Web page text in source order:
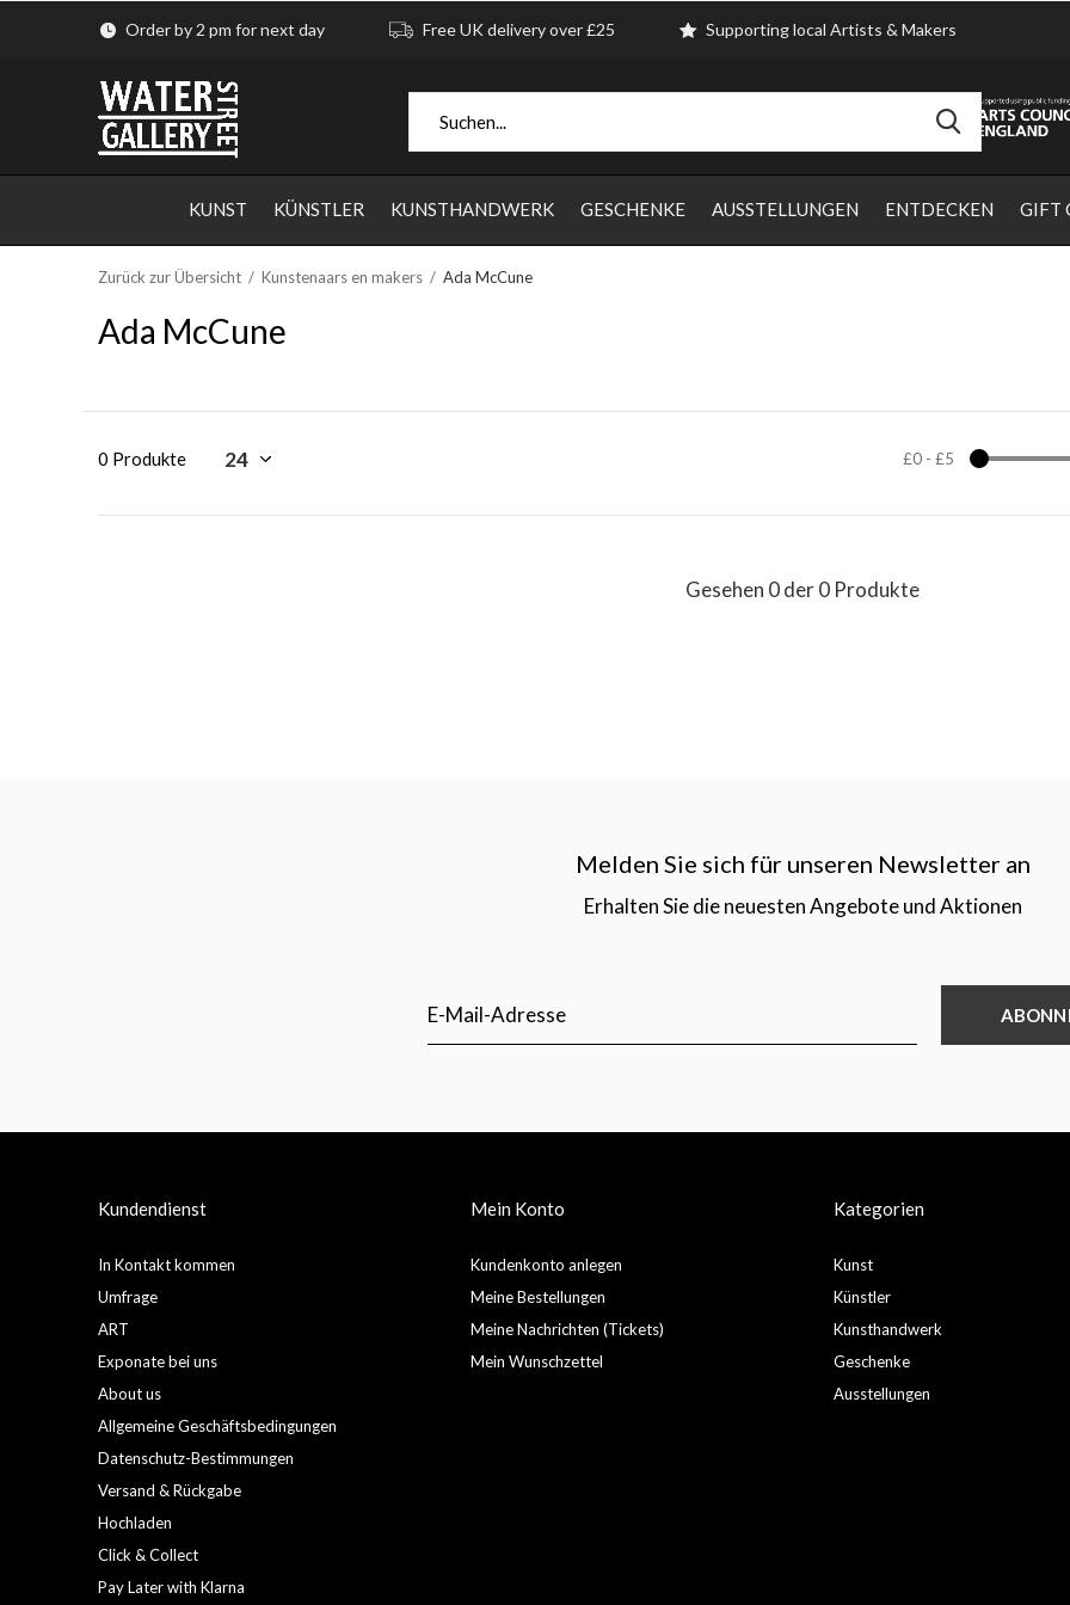
KUNST KÜNSTLER KUNSTHANDWERK GESCHENKE AUSSTELLUNGEN ENTDECKEN GIFT
Order by 2 pm for next day Free UK delivery over £25 Supporting local Artists & Makers
Zurück zur Übersicht Kunstenaars en makers Ada McCune
Ada McCune
0 Produkte £0- £5
Gesehen 0 der 0 Produkte
Melden Sie sich für unseren Newsletter an
Erhalten Sie die neuesten Angebote und Aktionen
Kundendienst
In Kontakt kommen
Umfrage
ART
Exponate bei uns
About us
Allgemeine Geschäftsbedingungen
Datenschutz-Bestimmungen
Versand & Rückgabe
Hochladen
Click & Collect
Pay Later with Klarna
Mein Konto
Kundenkonto anlegen
Meine Bestellungen
Meine Nachrichten (Tickets)
Mein Wunschzettel
Kategorien
Kunst
Künstler
Kunsthandwerk
Geschenke
Ausstellungen